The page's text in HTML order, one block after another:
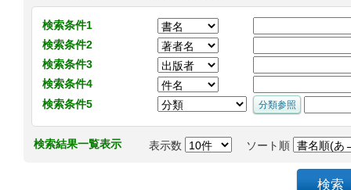
検索条件1
検索条件2
検索条件3
検索条件4
検索条件5
検索結果一覧表示 表示数 ソート順